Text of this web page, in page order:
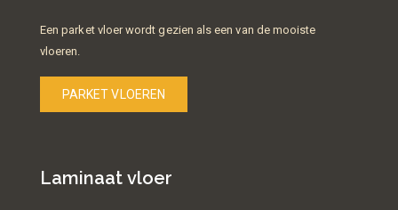
Een parket vloer wordt gezien als een van de mooiste
vloeren.
PARKET VLOEREN
Laminaat vloer